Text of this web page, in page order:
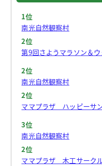
1位
南光自然観察村
2位
第9回さようマラソン＆
2位
南光自然観察村
2位
ママプラザ ハッピーサ
3位
南光自然観察村
2位
ママプラザ 木工サーク